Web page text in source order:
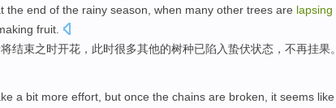
the end of the rainy season, when many other trees are lapsing
fruit.
结束之时开花 ，此时很多其他的树种已陷入蛰伏状态，不再挂果。
a bit more effort but once the chains are broken , it seems like